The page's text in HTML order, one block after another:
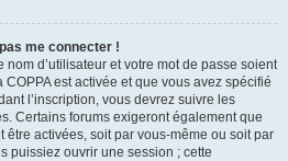
me connecter !
d’utilisateur et votre mot de passe soient
est activée et que vous avez spécifié
l’inscription, vous devrez suivre les
Certains forums exigeront également que
être activées, soit par vous-même ou soit par
puissiez ouvrir une session ; cette